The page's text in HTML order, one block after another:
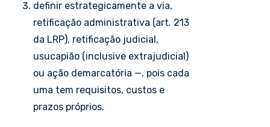
definir estrategicamente a via,
retificação administrativa (art. 213
da LRP), retificação judicial,
usucapião (inclusive extrajudicial)
ou ação demarcatória —, pois cada
uma tem requisitos, custos e
prazos próprios.